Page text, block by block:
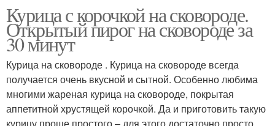
Курица с корочкой на сковороде.
Открытый пирог на сковороде за
30 минут
Курица на сковороде . Курица на сковороде всегда
получается очень вкусной и сытной. Особенно любима
многими жареная курица на сковороде, покрытая
аппетитной хрустящей корочкой. Да и приготовить такую
курицу проще простого – для этого достаточно просто